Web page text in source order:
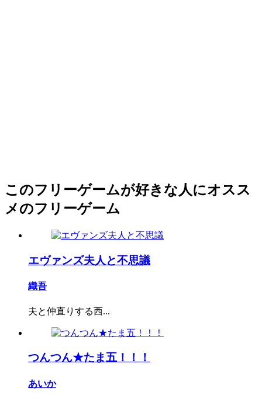
このフリーゲームが好きな人にオスス
メのフリーゲーム
エヴァンズ夫人と不思議
織吾
夫と仲直りする西...
つんつん★たま五！！！
あいか